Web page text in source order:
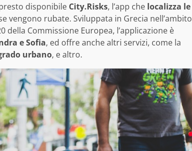
disponibile City.Risks, l’app che localizza le
vengono rubate. Sviluppata in Grecia nell’ambito
della Commissione Europea, l’applicazione è
e Sofia, ed offre anche altri servizi, come la
urbano, e altro.